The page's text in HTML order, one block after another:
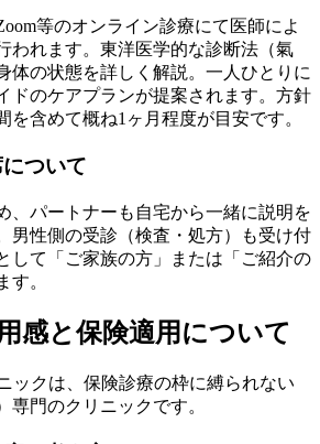
等のオンライン診療にて医師によ
われます。東洋医学的な診断法（氣
体の状態を詳しく解説。一人ひとりに
ドのケアプランが提案されます。方針
を含めて概ね1ヶ月程度が目安です。
ついて
、パートナーも自宅から一緒に説明を
男性側の受診（検査・処方）も受け付
して「ご家族の方」または「ご紹介の
す。
感と保険適用について
ックは、保険診療の枠に縛られない
専門のクリニックです。